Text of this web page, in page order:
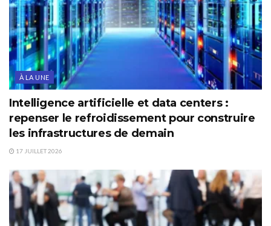
À LA UNE
Intelligence artificielle et data centers :
repenser le refroidissement pour construire
les infrastructures de demain
17 JUILLET 2026